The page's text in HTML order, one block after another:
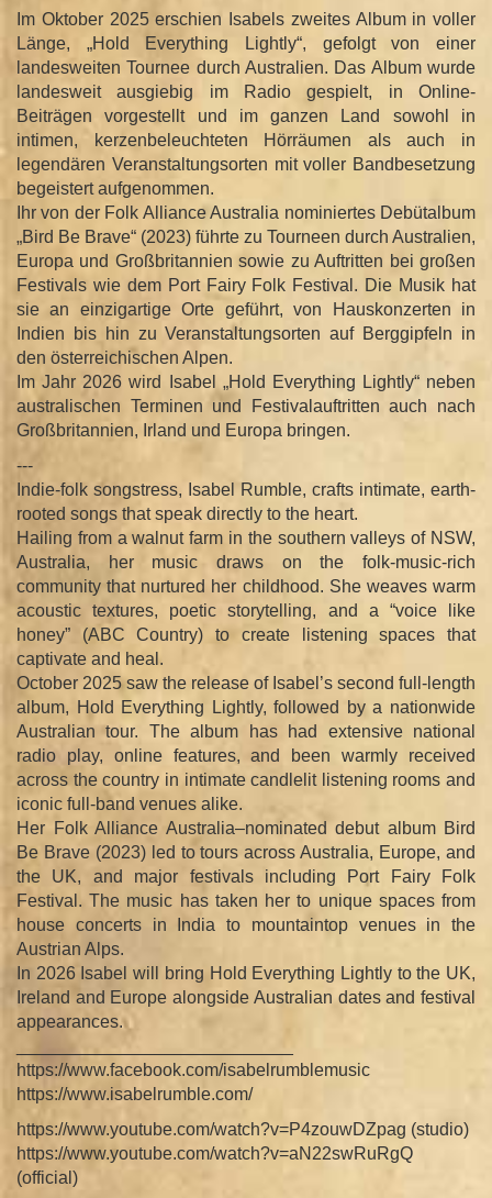
Im Oktober 2025 erschien Isabels zweites Album in voller
Länge, „Hold Everything Lightly“, gefolgt von einer
landesweiten Tournee durch Australien. Das Album wurde
landesweit ausgiebig im Radio gespielt, in Online-
Beiträgen vorgestellt und im ganzen Land sowohl in
intimen, kerzenbeleuchteten Hörräumen als auch in
legendären Veranstaltungsorten mit voller Bandbesetzung
begeistert aufgenommen.
Ihr von der Folk Alliance Australia nominiertes Debütalbum
„Bird Be Brave“ (2023) führte zu Tourneen durch Australien,
Europa und Großbritannien sowie zu Auftritten bei großen
Festivals wie dem Port Fairy Folk Festival. Die Musik hat
sie an einzigartige Orte geführt, von Hauskonzerten in
Indien bis hin zu Veranstaltungsorten auf Berggipfeln in
den österreichischen Alpen.
Im Jahr 2026 wird Isabel „Hold Everything Lightly“ neben
australischen Terminen und Festivalauftritten auch nach
Großbritannien, Irland und Europa bringen.
---
Indie-folk songstress, Isabel Rumble, crafts intimate, earth-
rooted songs that speak directly to the heart.
Hailing from a walnut farm in the southern valleys of NSW,
Australia, her music draws on the folk-music-rich
community that nurtured her childhood. She weaves warm
acoustic textures, poetic storytelling, and a “voice like
honey” (ABC Country) to create listening spaces that
captivate and heal.
October 2025 saw the release of Isabel’s second full-length
album, Hold Everything Lightly, followed by a nationwide
Australian tour. The album has had extensive national
radio play, online features, and been warmly received
across the country in intimate candlelit listening rooms and
iconic full-band venues alike.
Her Folk Alliance Australia–nominated debut album Bird
Be Brave (2023) led to tours across Australia, Europe, and
the UK, and major festivals including Port Fairy Folk
Festival. The music has taken her to unique spaces from
house concerts in India to mountaintop venues in the
Austrian Alps.
In 2026 Isabel will bring Hold Everything Lightly to the UK,
Ireland and Europe alongside Australian dates and festival
appearances.
https://www.facebook.com/isabelrumblemusic
https://www.isabelrumble.com/
https://www.youtube.com/watch?v=P4zouwDZpag (studio)
https://www.youtube.com/watch?v=aN22swRuRgQ
(official)